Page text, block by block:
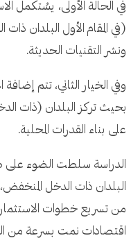
في الحالة الأولى، يسُتكمل
(في المقام الأول البلدان
ونشر التقنيات الحديثة.
وفي الخيار الثاني، تتم
بحيث تركز البلدان (ذات
على بناء القدرات المحلية.
الدراسة سلطت الضوء على
البلدان ذات الدخل
من تسريع خطوات
اقتصادات نمت بسرعة من